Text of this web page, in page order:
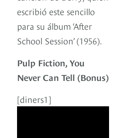
escribió este sencillo
para su álbum ‘After
School Session’ (1956).
Pulp Fiction, You
Never Can Tell (Bonus)
[diners1]